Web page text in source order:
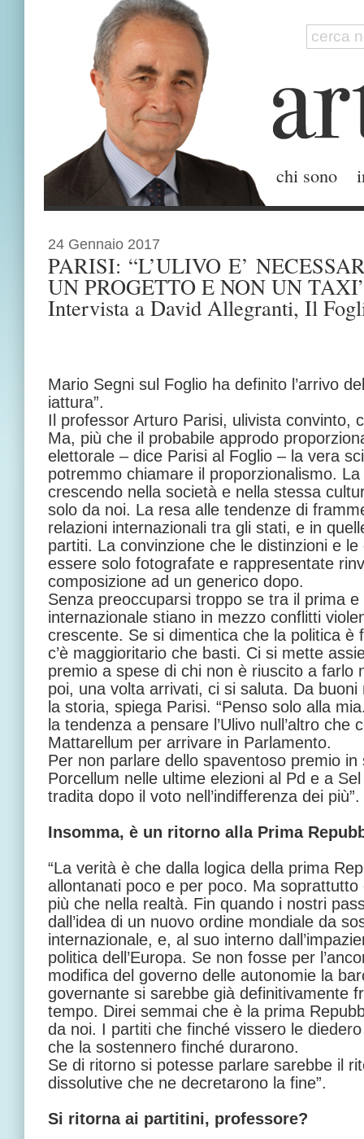
chi sono
24 Gennaio 2017
PARISI: “L’ULIVO E’
UN PROGETTO E NON UN
Intervista a David Allegranti, Il
Mario Segni sul Foglio ha definito l’arrivo
iattura”.
Il professor Arturo Parisi, ulivista convinto,
Ma, più che il probabile approdo
elettorale – dice Parisi al Foglio – la vera
potremmo chiamare il proporzionalismo.
crescendo nella società e nella stessa
solo da noi. La resa alle tendenze di
relazioni internazionali tra gli stati, e in
partiti. La convinzione che le distinzioni e
essere solo fotografate e rappresentate
composizione ad un generico dopo.
Senza preoccuparsi troppo se tra il prima e
internazionale stiano in mezzo conflitti
crescente. Se si dimentica che la politica è
c’è maggioritario che basti. Ci si mette
premio a spese di chi non è riuscito a farlo
poi, una volta arrivati, ci si saluta. Da buoni
la storia, spiega Parisi. “Penso solo alla
la tendenza a pensare l’Ulivo null’altro
Mattarellum per arrivare in Parlamento.
Per non parlare dello spaventoso premio in
Porcellum nelle ultime elezioni al Pd e a
tradita dopo il voto nell’indifferenza dei più”.
Insomma, è un ritorno alla Prima
“La verità è che dalla logica della prima
allontanati poco e per poco. Ma
più che nella realtà. Fin quando i nostri
dall’idea di un nuovo ordine mondiale da
internazionale, e, al suo interno
politica dell’Europa. Se non fosse per
modifica del governo delle autonomie la
governante si sarebbe già definitivamente
tempo. Direi semmai che è la prima
da noi. I partiti che finché vissero le
che la sostennero finché durarono.
Se di ritorno si potesse parlare sarebbe il
dissolutive che ne decretarono la fine”.
Si ritorna ai partitini, professore?